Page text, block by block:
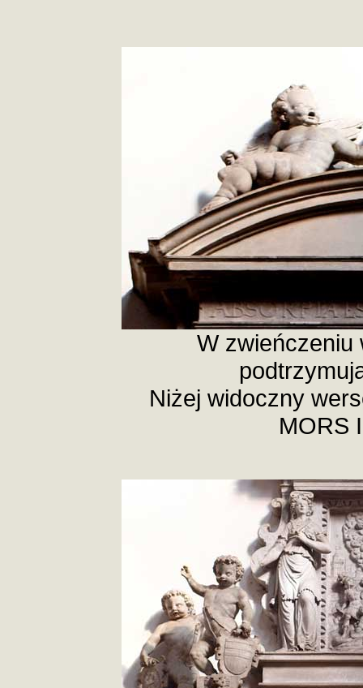
W zwieńczeniu
Niżej widoczny
MORS